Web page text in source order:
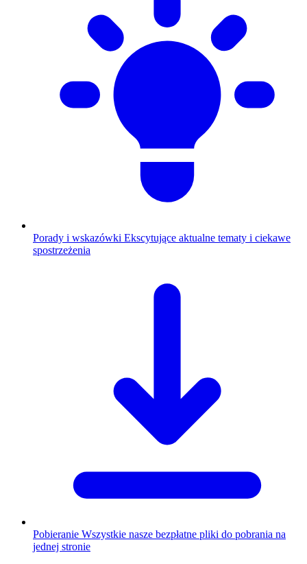
Porady i wskazówki Ekscytujące aktualne tematy i ciekawe
spostrzeżenia
Pobieranie Wszystkie nasze bezpłatne pliki do pobrania na
jednej stronie